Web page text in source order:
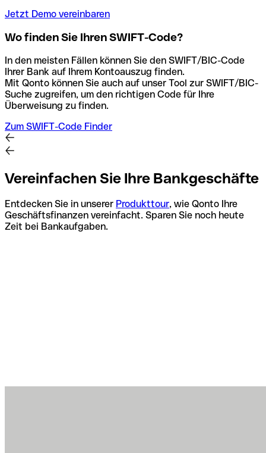
Jetzt Demo vereinbaren
Wo finden Sie Ihren SWIFT-Code?
In den meisten Fällen können Sie den SWIFT/BIC-Code
Ihrer Bank auf Ihrem Kontoauszug finden.
Mit Qonto können Sie auch auf unser Tool zur SWIFT/BIC-
Suche zugreifen, um den richtigen Code für Ihre
Überweisung zu finden.
Zum SWIFT-Code Finder
Vereinfachen Sie Ihre Bankgeschäfte
Entdecken Sie in unserer Produkttour, wie Qonto Ihre
Geschäftsfinanzen vereinfacht. Sparen Sie noch heute
Zeit bei Bankaufgaben.